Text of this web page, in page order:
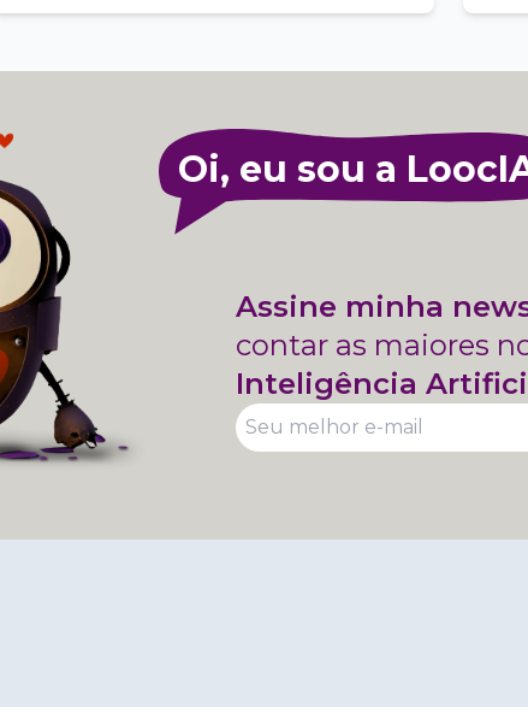
Oi, eu sou a
Assine minha
contar as maiores
Inteligência